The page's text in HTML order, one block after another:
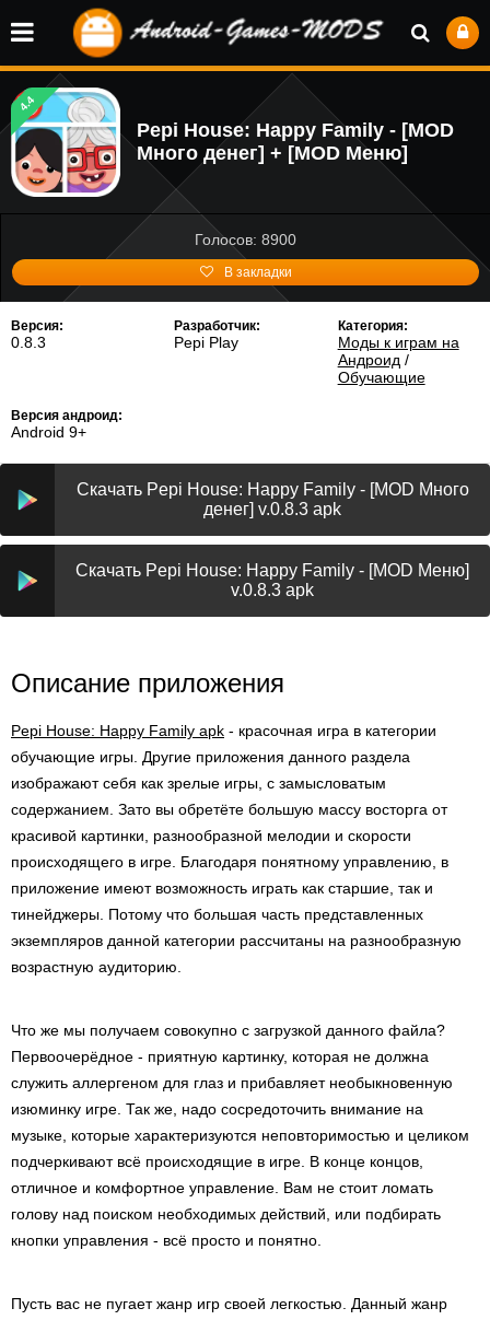
4.4
Pepi House: Happy Family - [MOD
Много денег] + [MOD Меню]
Голосов: 8900
В закладки
Версия:
0.8.3
Разработчик:
Pepi Play
Категория:
Моды к играм на
Андроид /
Обучающие
Версия андроид:
Android 9+
Скачать Pepi House: Happy Family - [MOD Много
денег] v.0.8.3 apk
Скачать Pepi House: Happy Family - [MOD Меню]
v.0.8.3 apk
Описание приложения
Pepi House: Happy Family apk - красочная игра в категории
обучающие игры. Другие приложения данного раздела
изображают себя как зрелые игры, с замысловатым
содержанием. Зато вы обретёте большую массу восторга от
красивой картинки, разнообразной мелодии и скорости
происходящего в игре. Благодаря понятному управлению, в
приложение имеют возможность играть как старшие, так и
тинейджеры. Потому что большая часть представленных
экземпляров данной категории рассчитаны на разнообразную
возрастную аудиторию.
Что же мы получаем совокупно с загрузкой данного файла?
Первоочерёдное - приятную картинку, которая не должна
служить аллергеном для глаз и прибавляет необыкновенную
изюминку игре. Так же, надо сосредоточить внимание на
музыке, которые характеризуются неповторимостью и целиком
подчеркивают всё происходящие в игре. В конце концов,
отличное и комфортное управление. Вам не стоит ломать
голову над поиском необходимых действий, или подбирать
кнопки управления - всё просто и понятно.
Пусть вас не пугает жанр игр своей легкостью. Данный жанр